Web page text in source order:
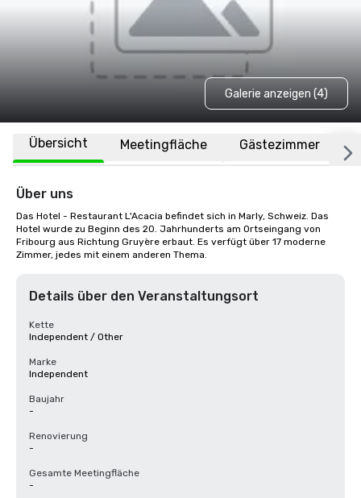
Galerie anzeigen (4)
Übersicht Meetingfläche Gästezimmer
Über uns
Das Hotel - Restaurant L'Acacia befindet sich in Marly, Schweiz. Das
Hotel wurde zu Beginn des 20. Jahrhunderts am Ortseingang von
Fribourg aus Richtung Gruyère erbaut. Es verfügt über 17 moderne
Zimmer, jedes mit einem anderen Thema.
Details über den Veranstaltungsort
Kette
Independent / Other
Marke
Independent
Baujahr
-
Renovierung
-
Gesamte Meetingfläche
-